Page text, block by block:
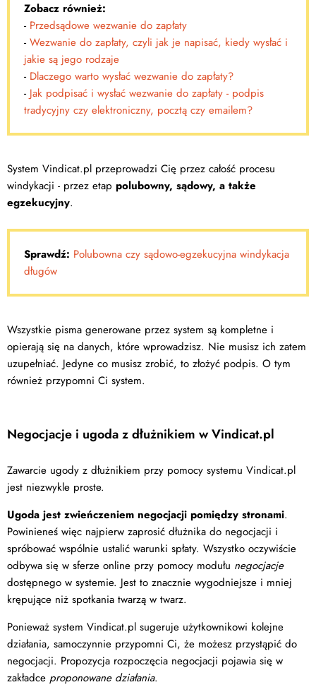
Zobacz również:
- Przedsądowe wezwanie do zapłaty
- Wezwanie do zapłaty, czyli jak je napisać, kiedy wysłać i
jakie są jego rodzaje
- Dlaczego warto wysłać wezwanie do zapłaty?
- Jak podpisać i wysłać wezwanie do zapłaty - podpis
tradycyjny czy elektroniczny, pocztą czy emailem?
System Vindicat.pl przeprowadzi Cię przez całość procesu
windykacji - przez etap polubowny, sądowy, a także
egzekucyjny.
Sprawdź: Polubowna czy sądowo-egzekucyjna windykacja
długów
Wszystkie pisma generowane przez system są kompletne i
opierają się na danych, które wprowadzisz. Nie musisz ich zatem
uzupełniać. Jedyne co musisz zrobić, to złożyć podpis. O tym
również przypomni Ci system.
Negocjacje i ugoda z dłużnikiem w Vindicat.pl
Zawarcie ugody z dłużnikiem przy pomocy systemu Vindicat.pl
jest niezwykle proste.
Ugoda jest zwieńczeniem negocjacji pomiędzy stronami.
Powinieneś więc najpierw zaprosić dłużnika do negocjacji i
spróbować wspólnie ustalić warunki spłaty. Wszystko oczywiście
odbywa się w sferze online przy pomocy modułu negocjacje
dostępnego w systemie. Jest to znacznie wygodniejsze i mniej
krępujące niż spotkania twarzą w twarz.
Ponieważ system Vindicat.pl sugeruje użytkownikowi kolejne
działania, samoczynnie przypomni Ci, że możesz przystąpić do
negocjacji. Propozycja rozpoczęcia negocjacji pojawia się w
zakładce proponowane działania.